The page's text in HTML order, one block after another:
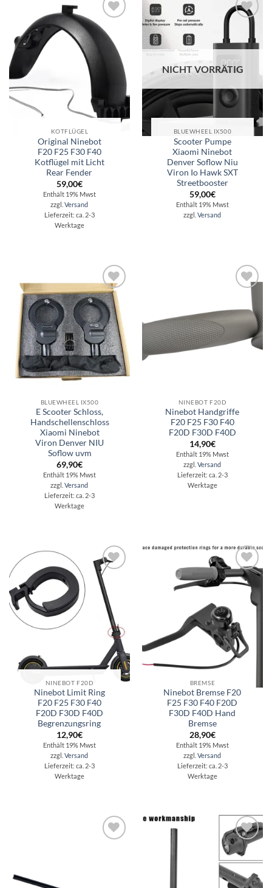
Auf die
Wunschliste
KOTFLÜGEL
Original Ninebot
F20 F25 F30 F40
Kotflügel mit Licht
Rear Fender
59,00€
Enthält 19% Mwst
zzgl.Versand
Lieferzeit: ca. 2-3
Werktage
Wunschliste
NICHT VORRÄTIG
BLUEWHEEL IX500
Scooter Pumpe
Xiaomi Ninebot
Denver Soflow Niu
Viron Io Hawk SXT
Streetbooster
59,00€
Enthält 19% Mwst
zzgl.Versand
Auf die
Wunschliste
BLUEWHEEL IX500
E Scooter Schloss,
Handschellenschloss
Xiaomi Ninebot
Viron Denver NIU
Soflow uvm
69,90€
Enthält 19% Mwst
zzgl.Versand
Lieferzeit: ca. 2-3
Werktage
Wunschliste
NINEBOT F20D
Ninebot Handgriffe
F20 F25 F30 F40
F20D F30D F40D
14,90€
Enthält 19% Mwst
zzgl.Versand
Lieferzeit: ca. 2-3
Werktage
Auf die
Wunschliste
NINEBOT F20D
Ninebot Limit Ring
F20 F25 F30 F40
F20D F30D F40D
Begrenzungsring
12,90€
Enthält 19% Mwst
zzgl.Versand
Lieferzeit: ca. 2-3
Werktage
Auf die
Wunschliste
BREMSE
Ninebot Bremse F20
F25 F30 F40 F20D
F30D F40D Hand
Bremse
28,90€
Enthält 19% Mwst
zzgl.Versand
Lieferzeit: ca. 2-3
Werktage
Auf die
Wunschliste